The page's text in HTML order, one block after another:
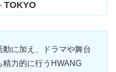
TOKYO
に加え、ドラマや舞台
力的に行うHWANG